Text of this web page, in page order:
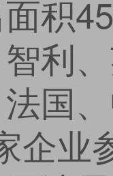
积
利
国
企业